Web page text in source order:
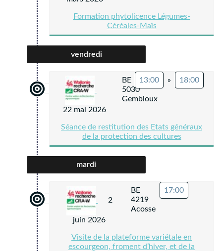
Formation phytolicence Légumes-
Céréales-Maïs
vendredi
22 mai 2026
BE
5030
Gembloux
13:00 » 18:00
Séance de restitution des Etats généraux
de la protection des cultures
mardi
2
juin 2026
BE
4219
Acosse
17:00
Visite de la plateforme variétale en
escourgeon, froment d’hiver, et de la